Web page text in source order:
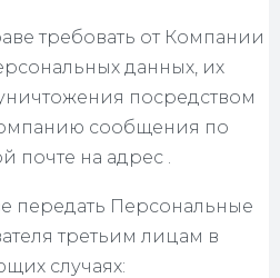
требовать от Компании
данных, их
посредством
сообщения по
почте на адрес .
передать Персональные
третьим лицам в
случаях: